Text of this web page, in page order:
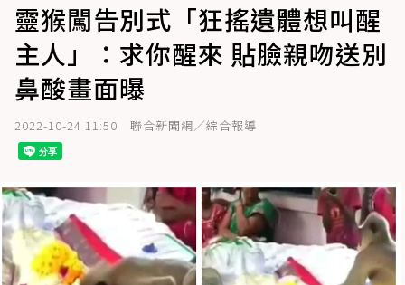
靈猴闖告別式「狂搖遺體想叫醒
主人」：求你醒來 貼臉親吻送別
鼻酸畫面曝
2022-10-24 11:50 聯合新聞網／綜合報導